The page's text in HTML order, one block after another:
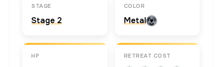
STAGE
Stage 2
COLOR
Metal
HP RETREAT COST